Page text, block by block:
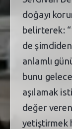
doğayı
belirterek:
de
anlamlı
bunu
aşılamak
değer
yetiştirmek